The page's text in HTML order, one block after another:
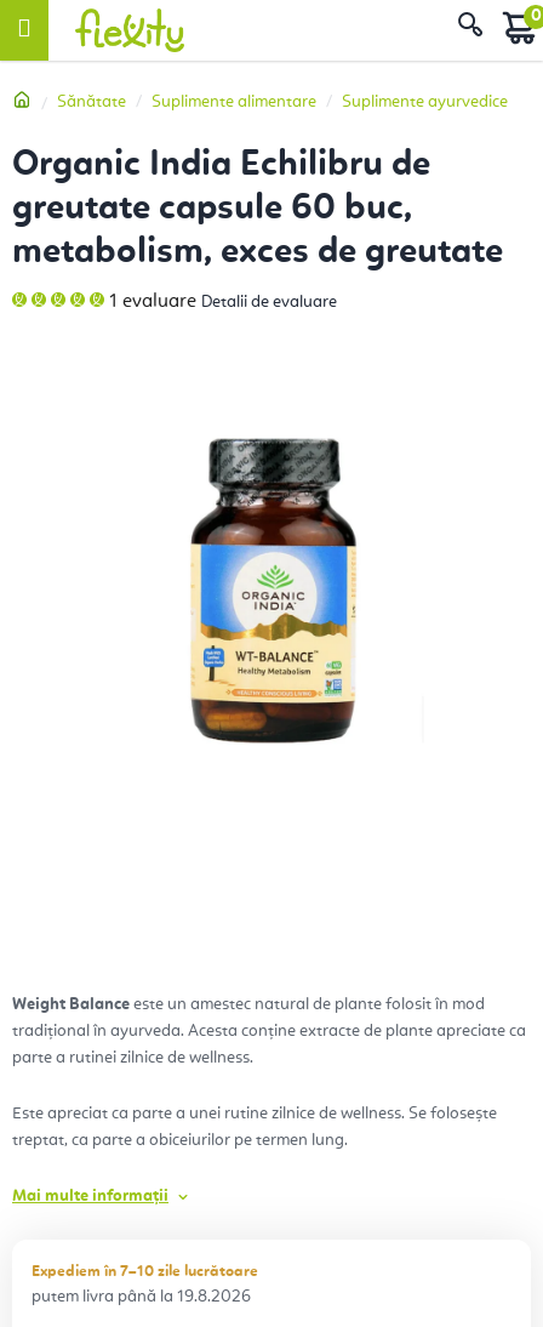
AcasăSănătate Suplimente alimentare Suplimente ayurvedice
Weight Balance este un amestec natural de plante folosit în mod
tradițional în ayurveda. Acesta conține extracte de plante apreciate ca
parte a rutinei zilnice de wellness.
Este apreciat ca parte a unei rutine zilnice de wellness. Se folosește
treptat, ca parte a obiceiurilor pe termen lung.
Mai multe informații
Expediem în 7–10 zile lucrătoare
19.8.2026
Organic India Echilibru de
greutate capsule 60 buc,
metabolism, exces de greutate
Evaluarea
medie
1 evaluare Detalii de evaluare